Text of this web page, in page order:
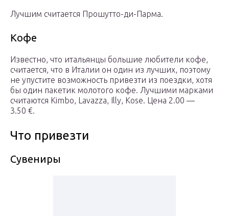
Лучшим считается Прошутто-ди-Парма.
Кофе
Известно, что итальянцы большие любители кофе,
считается, что в Италии он один из лучших, поэтому
не упустите возможность привезти из поездки, хотя
бы один пакетик молотого кофе. Лучшими марками
считаются Kimbo, Lavazza, Illy, Kose. Цена 2.00 —
3.50 €.
Что привезти
Сувениры